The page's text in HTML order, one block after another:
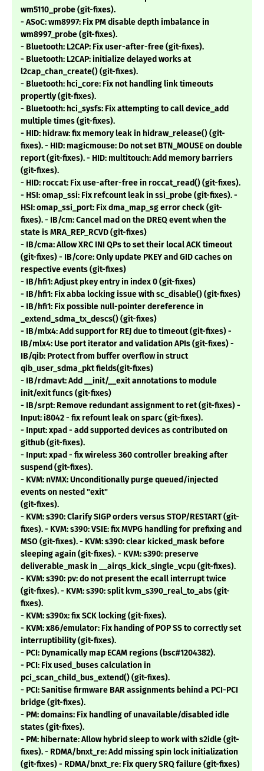
wm5110_probe (git-fixes).
- ASoC: wm8997: Fix PM disable depth imbalance in
wm8997_probe (git-fixes).
- Bluetooth: L2CAP: Fix user-after-free (git-fixes).
- Bluetooth: L2CAP: initialize delayed works at
l2cap_chan_create() (git-fixes).
- Bluetooth: hci_core: Fix not handling link timeouts
propertly (git-fixes).
- Bluetooth: hci_sysfs: Fix attempting to call device_add
multiple times (git-fixes).
- HID: hidraw: fix memory leak in hidraw_release() (git-
fixes). - HID: magicmouse: Do not set BTN_MOUSE on double
report (git-fixes). - HID: multitouch: Add memory barriers
(git-fixes).
- HID: roccat: Fix use-after-free in roccat_read() (git-fixes).
- HSI: omap_ssi: Fix refcount leak in ssi_probe (git-fixes). -
HSI: omap_ssi_port: Fix dma_map_sg error check (git-
fixes). - IB/cm: Cancel mad on the DREQ event when the
state is MRA_REP_RCVD (git-fixes)
- IB/cma: Allow XRC INI QPs to set their local ACK timeout
(git-fixes) - IB/core: Only update PKEY and GID caches on
respective events (git-fixes)
- IB/hfi1: Adjust pkey entry in index 0 (git-fixes)
- IB/hfi1: Fix abba locking issue with sc_disable() (git-fixes)
- IB/hfi1: Fix possible null-pointer dereference in
_extend_sdma_tx_descs() (git-fixes)
- IB/mlx4: Add support for REJ due to timeout (git-fixes) -
IB/mlx4: Use port iterator and validation APIs (git-fixes) -
IB/qib: Protect from buffer overflow in struct
qib_user_sdma_pkt fields(git-fixes)
- IB/rdmavt: Add __init/__exit annotations to module
init/exit funcs (git-fixes)
- IB/srpt: Remove redundant assignment to ret (git-fixes) -
Input: i8042 - fix refount leak on sparc (git-fixes).
- Input: xpad - add supported devices as contributed on
github (git-fixes).
- Input: xpad - fix wireless 360 controller breaking after
suspend (git-fixes).
- KVM: nVMX: Unconditionally purge queued/injected
events on nested "exit"
(git-fixes).
- KVM: s390: Clarify SIGP orders versus STOP/RESTART (git-
fixes). - KVM: s390: VSIE: fix MVPG handling for prefixing and
MSO (git-fixes). - KVM: s390: clear kicked_mask before
sleeping again (git-fixes). - KVM: s390: preserve
deliverable_mask in __airqs_kick_single_vcpu (git-fixes).
- KVM: s390: pv: do not present the ecall interrupt twice
(git-fixes). - KVM: s390: split kvm_s390_real_to_abs (git-
fixes).
- KVM: s390x: fix SCK locking (git-fixes).
- KVM: x86/emulator: Fix handing of POP SS to correctly set
interruptibility (git-fixes).
- PCI: Dynamically map ECAM regions (bsc#1204382).
- PCI: Fix used_buses calculation in
pci_scan_child_bus_extend() (git-fixes).
- PCI: Sanitise firmware BAR assignments behind a PCI-PCI
bridge (git-fixes).
- PM: domains: Fix handling of unavailable/disabled idle
states (git-fixes).
- PM: hibernate: Allow hybrid sleep to work with s2idle (git-
fixes). - RDMA/bnxt_re: Add missing spin lock initialization
(git-fixes) - RDMA/bnxt_re: Fix query SRQ failure (git-fixes)